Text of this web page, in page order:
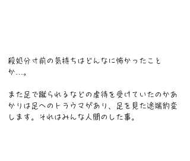
殺処分寸前の気持ちはどんなに怖かったこと
か…。
また足で蹴られるなどの虐待を受けていたのかあ
かりは足へのトラウマがあり、足を見た途端豹変
します。それはみんな人間のした事。